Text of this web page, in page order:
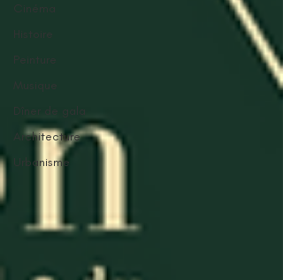
Cinéma
Histoire
Peinture
Musique
Dîner de gala
Architecture
Urbanisme